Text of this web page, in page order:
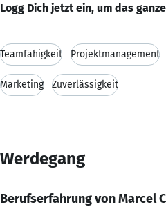
Logg Dich jetzt ein, um das
Teamfähigkeit Projektmanagement
Marketing Zuverlässigkeit
Werdegang
Berufserfahrung von Marcel